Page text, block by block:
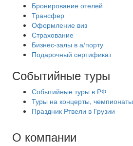
Бронирование отелей
Трансфер
Оформление виз
Страхование
Бизнес-залы в а/порту
Подарочный сертификат
Событийные туры
Событийные туры в РФ
Туры на концерты, чемпионаты
Праздник Ртвели в Грузии
О компании